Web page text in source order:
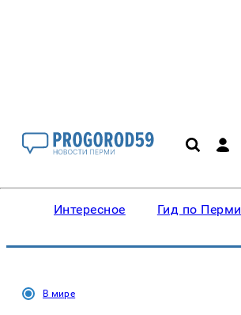
Интересное Гид по Перми
В мире